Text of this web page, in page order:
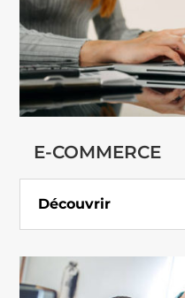
E-COMMERCE
Découvrir